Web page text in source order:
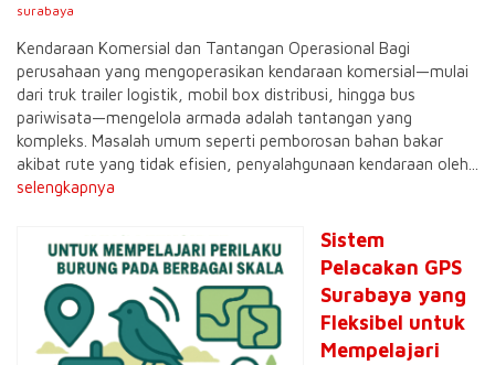
surabaya
Kendaraan Komersial dan Tantangan Operasional Bagi
perusahaan yang mengoperasikan kendaraan komersial—mulai
dari truk trailer logistik, mobil box distribusi, hingga bus
pariwisata—mengelola armada adalah tantangan yang
kompleks. Masalah umum seperti pemborosan bahan bakar
akibat rute yang tidak efisien, penyalahgunaan kendaraan oleh...
selengkapnya
Sistem
Pelacakan GPS
Surabaya yang
Fleksibel untuk
Mempelajari